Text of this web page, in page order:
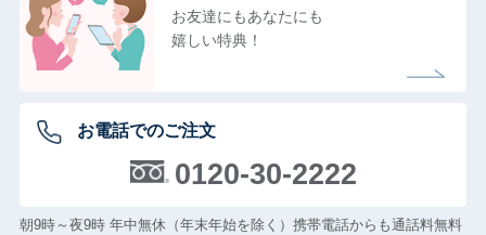
お友達にもあなたにも
嬉しい特典！
お電話でのご注文
0120-30-2222
朝9時～夜9時 年中無休（年末年始を除く）携帯電話からも通話料無料